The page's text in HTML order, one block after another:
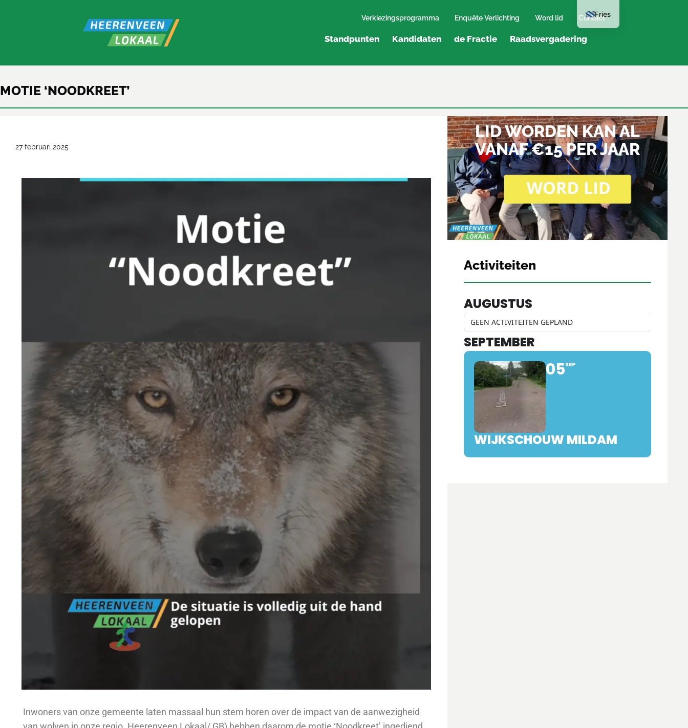
Verkiezingsprogramma Enquête Verlichting Word lid Contact
Standpunten Kandidaten de Fractie Raadsvergadering
MOTIE ‘NOODKREET’
27 februari 2025
Inwoners van onze gemeente laten massaal hun stem horen over de impact van de aanwezigheid
LID WORDEN KAN AL
VANAF €15 PER JAAR
Activiteiten
AUGUSTUS
GEEN ACTIVITEITEN GEPLAND
SEPTEMBER
05SEP
WIJKSCHOUW MILDAM
Fries